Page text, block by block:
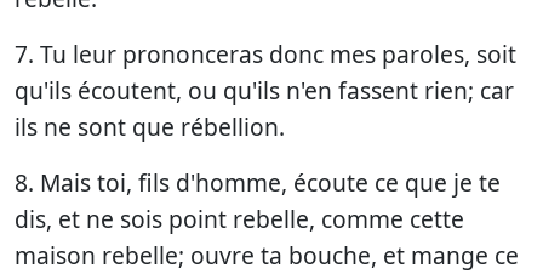
7. Tu leur prononceras donc mes paroles, soit
qu'ils écoutent, ou qu'ils n'en fassent rien; car
ils ne sont que rébellion.
8. Mais toi, fils d'homme, écoute ce que je te
dis, et ne sois point rebelle, comme cette
maison rebelle; ouvre ta bouche, et mange ce